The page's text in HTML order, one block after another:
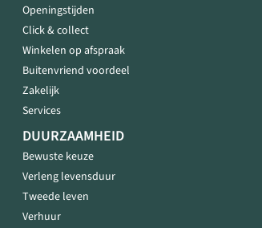
Openingstijden
Click & collect
Winkelen op afspraak
Buitenvriend voordeel
Zakelijk
Services
DUURZAAMHEID
Bewuste keuze
Verleng levensduur
Tweede leven
Verhuur